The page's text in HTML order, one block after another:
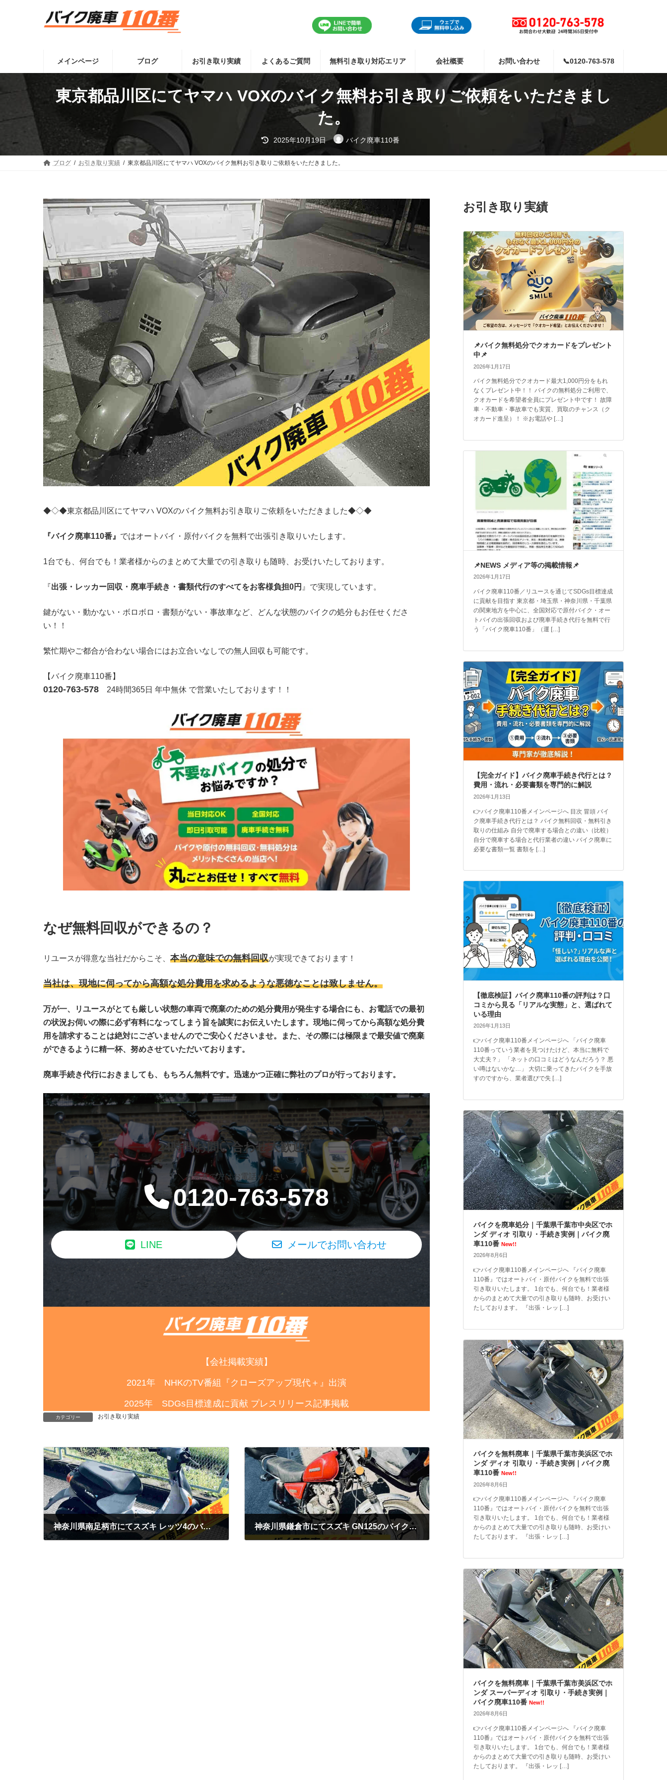
メインページ ブログ お引き取り実績 よくあるご質問 無料引き取り対応エリア 会社概要 お問い合わせ 📞0120-763-578
東京都品川区にてヤマハ VOXのバイク無料お引き取りご依頼をいただきまし
た。
終
新
日
2025年10月19日 バイク廃車110番
ブログ お引き取り実績 東京都品川区にてヤマハ VOXのバイク無料お引き取りご依頼をいただきました。
◆◇◆東京都品川区にてヤマハ VOXのバイク無料お引き取りご依頼をいただきました◆◇◆
『バイク廃車110番』 ではオートバイ・原付バイクを無料で出張引き取りいたします。
1台でも、何台でも！業者様からのまとめて大量での引き取りも随時、お受けいたしております。
『出張・レッカー回収・廃車手続き・書類代行のすべてをお客様負担0円 』で実現しています。
鍵がない・動かない・ボロボロ・書類がない・事故車など、どんな状態のバイクの処分もお任せくださ
い！！
繁忙期やご都合が合わない場合にはお立合いなしでの無人回収も可能です。
【バイク廃車110番】
0120-763-578 24時間365日 年中無休 で営業いたしております！！
なぜ無料回収ができるの？
リユースが得意な当社だからこそ、 本当の意味での無料回収が実現できております！
当社は、現地に伺ってから高額な処分費用を求めるような悪徳なことは致しません。
万が一、リユースがとても厳しい状態の車両で廃棄のための処分費用が発生する場合にも、お電話での最初
の状況お伺いの際に必ず有料になってしまう旨を誠実にお伝えいたします。現地に伺ってから高額な処分費
用を請求することは絶対にございませんのでご安心くださいませ。また、その際には極限まで最安値で廃棄
ができるように精一杯、努めさせていただいております。
廃車手続き代行におきましても、もちろん無料です。迅速かつ正確に弊社のプロが行っております。
24時間お問い合わせ大歓迎！
＼お急ぎの方はお電話ください／
0120-763-578
LINE メールでお問い合わせ
【会社掲載実績】
2021年 NHKのTV番組『クローズアップ現代＋』出演
2025年 SDGs目標達成に貢献 プレスリリース記事掲載
カテゴリー お引き取り実績
神奈川県南足柄市にてスズキ レッツ4のバイク無料お引き取りご依頼をいただきました。 神奈川県鎌倉市にてスズキ GN125のバイク無料お引き取りご依頼をいただきました。
お引き取り実績
📌バイク無料処分でクオカードをプレゼント
中📌
2026年1月17日
バイク無料処分でクオカード最大1,000円分をもれ
なくプレゼント中！！ バイクの無料処分ご利用で、
クオカードを希望者全員にプレゼント中です！ 故障
車・不動車・事故車でも実質、買取のチャンス（ク
オカード進呈）！ ※お電話や […]
📌NEWS メディア等の掲載情報📌
2026年1月17日
バイク廃車110番／リユースを通じてSDGs目標達成
に貢献を目指す 東京都・埼玉県・神奈川県・千葉県
の関東地方を中心に、全国対応で原付バイク・オー
トバイの出張回収および廃車手続き代行を無料で行
う「バイク廃車110番」（運 […]
【完全ガイド】バイク廃車手続き代行とは？
費用・流れ・必要書類を専門的に解説
2026年1月13日
👉バイク廃車110番メインページへ 目次 冒頭 バイ
ク廃車手続き代行とは？ バイク無料回収・無料引き
取りの仕組み 自分で廃車する場合との違い（比較）
自分で廃車する場合と代行業者の違い バイク廃車に
必要な書類一覧 書類を […]
【徹底検証】バイク廃車110番の評判は？口
コミから見る「リアルな実態」と、選ばれて
いる理由
2026年1月13日
👉バイク廃車110番メインページへ 「バイク廃車
110番っていう業者を見つけたけど、本当に無料で
大丈夫？」 「ネットの口コミはどうなんだろう？ 悪
い噂はないかな…」 大切に乗ってきたバイクを手放
すのですから、業者選びで失 […]
バイクを廃車処分｜千葉県千葉市中央区でホ
ンダ ディオ 引取り・手続き実例｜バイク廃
車110番 New!!
2026年8月6日
👉バイク廃車110番メインページへ 『バイク廃車
110番』ではオートバイ・原付バイクを無料で出張
引き取りいたします。 1台でも、何台でも！業者様
からのまとめて大量での引き取りも随時、お受けい
たしております。 『出張・レッ […]
バイクを無料廃車｜千葉県千葉市美浜区でホ
ンダ ディオ 引取り・手続き実例｜バイク廃
車110番 New!!
2026年8月6日
👉バイク廃車110番メインページへ 『バイク廃車
110番』ではオートバイ・原付バイクを無料で出張
引き取りいたします。 1台でも、何台でも！業者様
からのまとめて大量での引き取りも随時、お受けい
たしております。 『出張・レッ […]
バイクを無料廃車｜千葉県千葉市美浜区でホ
ンダ スーパーディオ 引取り・手続き実例｜
バイク廃車110番 New!!
2026年8月6日
👉バイク廃車110番メインページへ 『バイク廃車
110番』ではオートバイ・原付バイクを無料で出張
引き取りいたします。 1台でも、何台でも！業者様
からのまとめて大量での引き取りも随時、お受けい
たしております。 『出張・レッ […]